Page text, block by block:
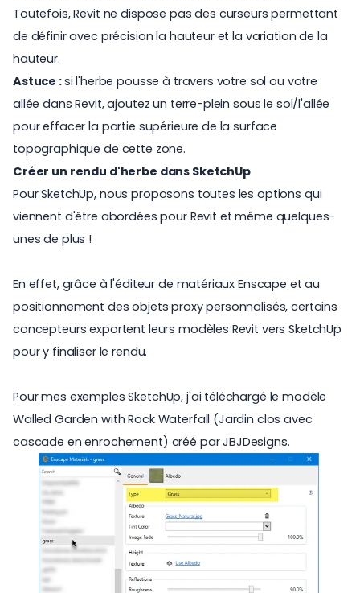
Toutefois, Revit ne dispose pas des curseurs permettant
de définir avec précision la hauteur et la variation de la
hauteur.
Astuce :si l'herbe pousse à travers votre sol ou votre
allée dans Revit, ajoutez un terre-plein sous le sol/l'allée
pour effacer la partie supérieure de la surface
topographique de cette zone.
Créer un rendu d'herbe dans SketchUp
Pour SketchUp, nous proposons toutes les options qui
viennent d'être abordées pour Revit et même quelques-
unes de plus !
En effet, grâce à l'éditeur de matériaux Enscape et au
positionnement des objets proxy personnalisés, certains
concepteurs exportent leurs modèles Revit vers SketchUp
pour y finaliser le rendu.
Pour mes exemples SketchUp, j'ai téléchargé le modèle
Walled Garden with Rock Waterfall (Jardin clos avec
cascade en enrochement) créé parJBJDesigns.